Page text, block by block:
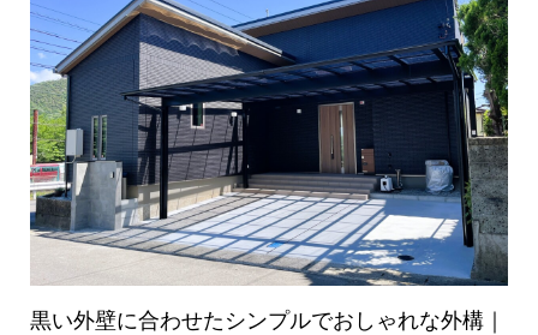
黒い外壁に合わせたシンプルでおしゃれな外構｜